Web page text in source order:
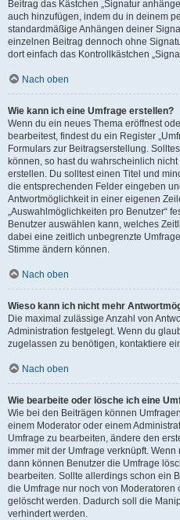
Beitrag das Kästchen „Signatur
auch hinzufügen, indem du in deinem
standardmäßige Anhängen deiner
einzelnen Beitrag dennoch ohne
dort einfach das Kontrollkästchen
Nach oben
Wie kann ich eine Umfrage erstellen?
Wenn du ein neues Thema eröffnest
bearbeitest, findest du ein Register
Formulars zur Beitragserstellung.
können, so hast du wahrscheinlich
erstellen. Du solltest einen Titel und
die entsprechenden Felder eingeben
Antwortmöglichkeit in einer eigenen
„Auswahlmöglichkeiten pro Benutzer“
Benutzer auswählen kann, welches
dabei eine zeitlich unbegrenzte
Stimme ändern können.
Nach oben
Wieso kann ich nicht mehr
Die maximal zulässige Anzahl von
Administration festgelegt. Wenn du
zugelassen zu benötigen, kontaktiere
Nach oben
Wie bearbeite oder lösche ich eine
Wie bei den Beiträgen können
einem Moderator oder einem
Umfrage zu bearbeiten, ändere den
immer mit der Umfrage verknüpft.
dann können Benutzer die Umfrage
bearbeiten. Sollte allerdings schon ein
die Umfrage nur noch von
gelöscht werden. Dadurch soll die
verhindert werden.